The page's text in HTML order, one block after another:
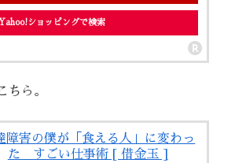
Yahoo!ショッピングで検索
ちら。
障害の僕が「食える人」に変わっ
た すごい仕事術 [ 借金玉 ]